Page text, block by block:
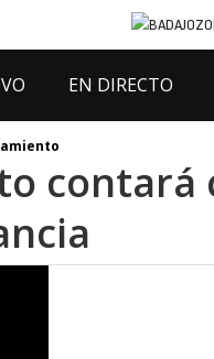
EN DIRECTO
contará